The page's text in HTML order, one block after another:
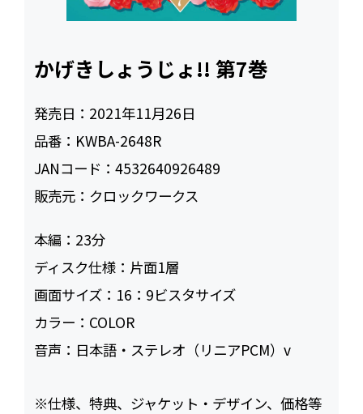
かげきしょうじょ!! 第7巻
発売日： 2021年11月26日
品番： KWBA-2648R
JANコード：4532640926489
販売元： クロックワークス
本編： 23
ディスク仕様： 片面1層
画面サイズ： 16：9ビスタサイズ
カラー： COLOR
音声： 日本語・ステレオ（リニアPCM）v
※仕様、特典、ジャケット・デザイン、価格等